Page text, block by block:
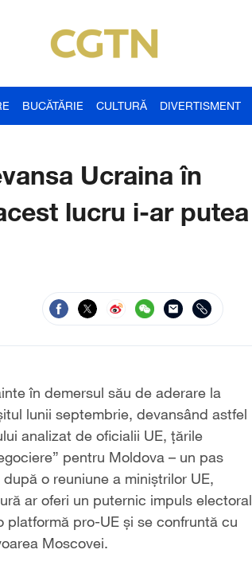
BUCĂTĂRIE CULTURĂ DIVERTISMENT
Ucraina în
lucru i-ar putea
în demersul său de aderare la
lunii septembrie, devansând astfel
analizat de oficialii UE, țările
pentru Moldova – un pas
o reuniune a miniștrilor UE,
ar oferi un puternic impuls electoral
pro-UE și se confruntă cu
Moscovei.